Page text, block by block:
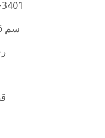
122*76*36 سم